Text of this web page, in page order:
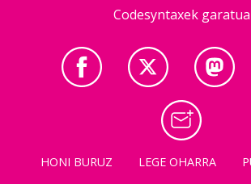
Codesyntaxek garatua
HONI BURUZ LEGE OHARRA